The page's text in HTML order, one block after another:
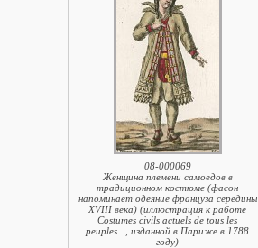
08-000069
Женщина племени самоедов в
традиционном костюме (фасон
напоминает одеяние француза середины
XVIII века) (иллюстрация к работе
Costumes civils actuels de tous les
peuples..., изданной в Париже в 1788
году)